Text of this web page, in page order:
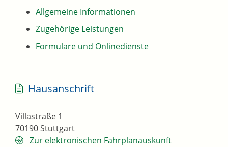
Allgemeine Informationen
Zugehörige Leistungen
Formulare und Onlinedienste
Hausanschrift
Villastraße 1
70190Stuttgart
Zur elektronischen Fahrplanauskunft